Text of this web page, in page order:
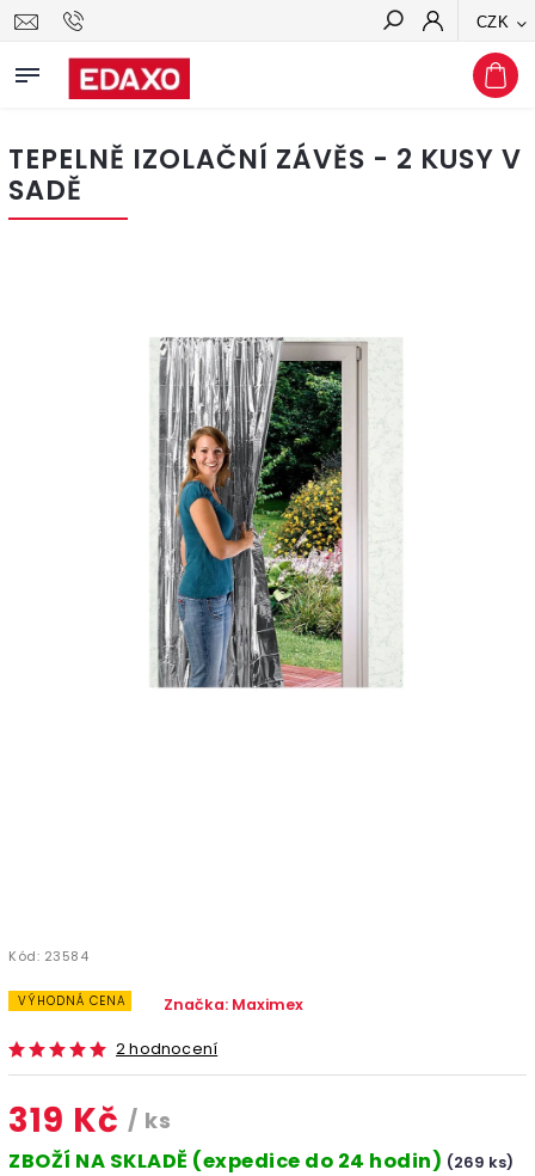
CZK
Hledat
TEPELNĚ IZOLAČNÍ ZÁVĚS - 2 KUSY V
SADĚ
Kód: 23584
VÝHODNÁ CENA
2 hodnocení
Značka: Maximex
319 Kč / ks
ZBOŽÍ NA SKLADĚ (expedice do 24 hodin) (269 ks)